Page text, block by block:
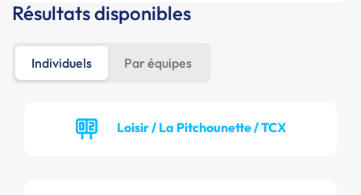
Résultats disponibles
Individuels Par équipes
Loisir / La Pitchounette / TCX